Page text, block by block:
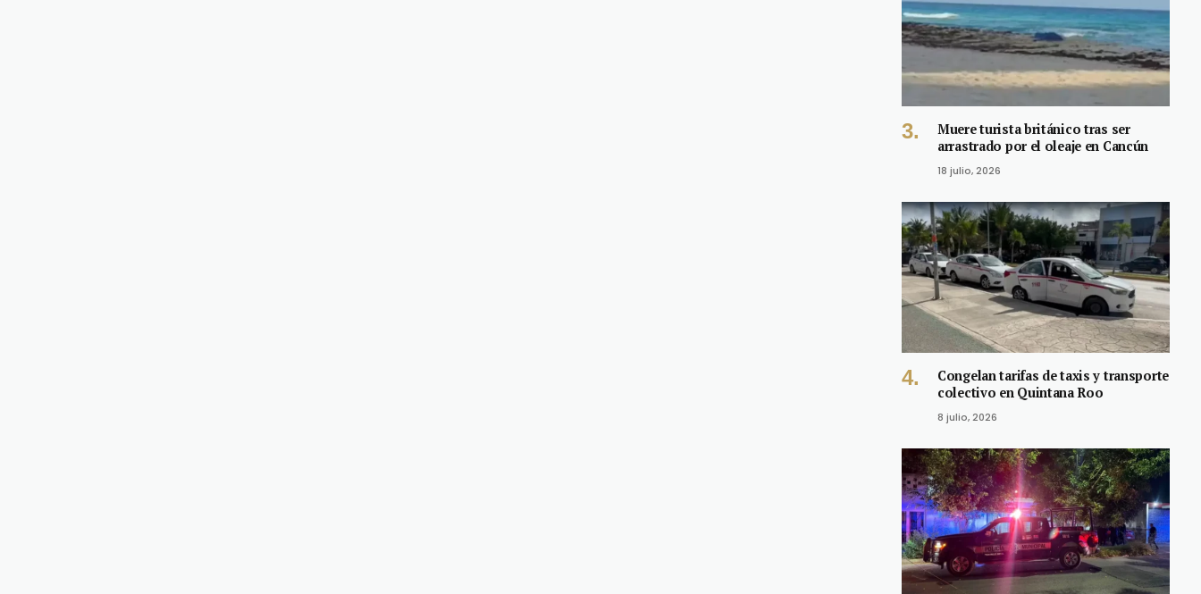
Muere turista británico tras ser
arrastrado por el oleaje en Cancún
18 julio, 2026
Congelan tarifas de taxis y transporte
colectivo en Quintana Roo
8 julio, 2026